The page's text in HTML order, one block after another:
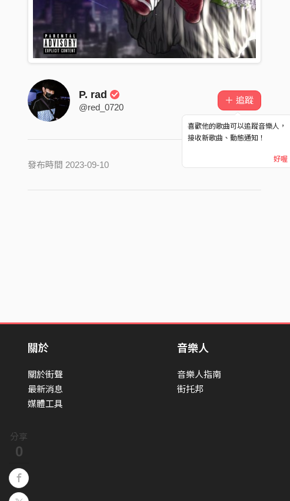
分享
0
P. rad
@red_0720
＋ 追蹤
喜歡他的歌曲可以追蹤音樂人，
接收新歌曲、動態通知！
好喔
發布時間 2023-09-10
關於
關於街聲
最新消息
媒體工具
音樂人
音樂人指南
街托邦